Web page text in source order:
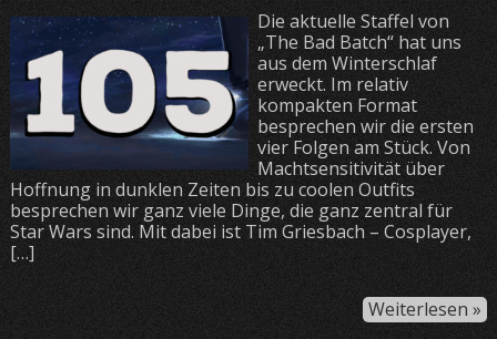
Die aktuelle Staffel von
„The Bad Batch“ hat uns
aus dem Winterschlaf
erweckt. Im relativ
kompakten Format
besprechen wir die ersten
vier Folgen am Stück. Von
Machtsensitivität über
Hoffnung in dunklen Zeiten bis zu coolen Outfits
besprechen wir ganz viele Dinge, die ganz zentral für
Star Wars sind. Mit dabei ist Tim Griesbach – Cosplayer,
[…]
Weiterlesen »